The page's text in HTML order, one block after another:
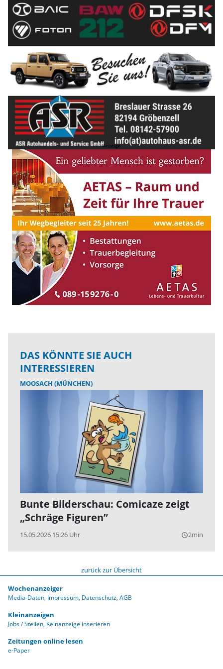
DAS KÖNNTE SIE AUCH
INTERESSIEREN
MOOSACH (MÜNCHEN)
Bunte Bilderschau: Comicaze zeigt
„Schräge Figuren”
15.05.2026 15:26 Uhr query_builder2min
zurück zur Übersicht
Wochenanzeiger
Media-Daten Impressum Datenschutz AGB
Kleinanzeigen
Jobs / Stellen Keinanzeige inserieren
Zeitungen online lesen
e-Paper